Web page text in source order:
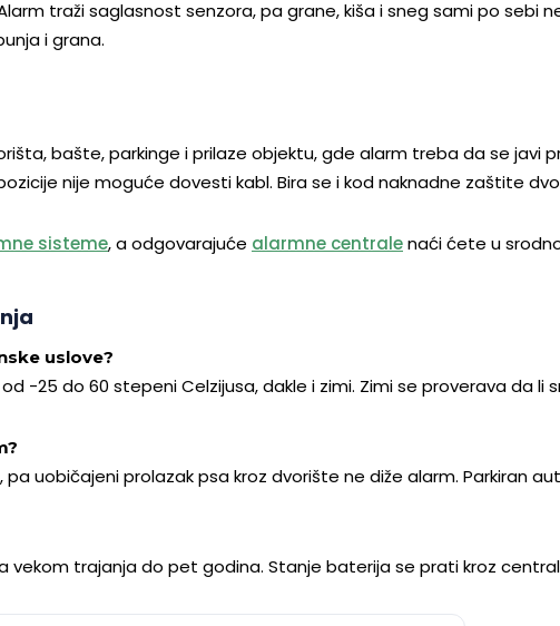
traži saglasnost senzora, pa grane, kiša i sneg sami po sebi
i grana.
bašte, parkinge i prilaze objektu, gde alarm treba da se
nije moguće dovesti kabl. Bira se i kod naknadne zaštite
sisteme, a odgovarajuće alarmne centralenaći ćete u
uslove?
-25 do 60 stepeni Celzijusa, dakle i zimi. Zimi se proverava da li
uobičajeni prolazak psa kroz dvorište ne diže alarm. Parkiran
vekom trajanja do pet godina. Stanje baterija se prati kroz